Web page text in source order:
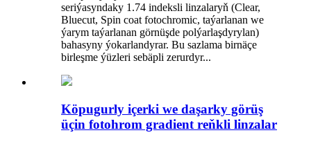
seriýasyndaky 1.74 indeksli linzalaryň (Clear,
Bluecut, Spin coat fotochromic, taýarlanan we
ýarym taýarlanan görnüşde polýarlaşdyrylan)
bahasyny ýokarlandyrar. Bu sazlama birnäçe
birleşme ýüzleri sebäpli zerurdyr...
Köpugurly içerki we daşarky görüş
üçin fotohrom gradient reňkli linzalar